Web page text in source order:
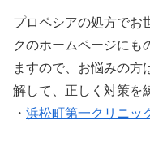
プロペシアの処方でお
クのホームページにも
ますので、お悩みの方
解して、正しく対策を
・ 浜松町第一クリニッ